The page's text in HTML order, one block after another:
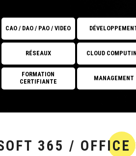
CAO / DAO / PAO / VIDEO
RÉSEAUX CLOUD
FORMATION
CERTIFIANTE
MANAGEMENT
365 /